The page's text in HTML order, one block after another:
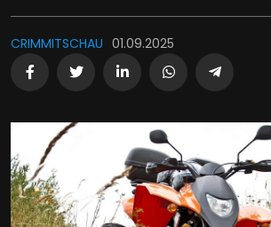
CRIMMITSCHAU 01.09.2025